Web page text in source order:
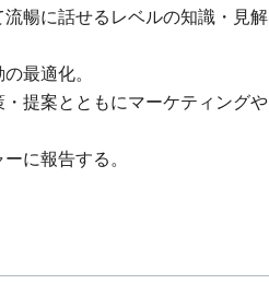
暢に話せるレベルの知識・見解
最適化。
提案とともにマーケティングや
に報告する。